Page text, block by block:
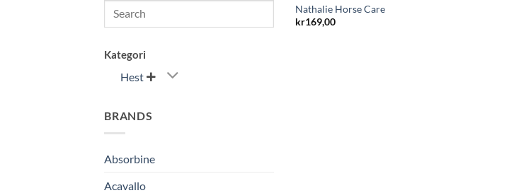
Search
Kategori
Hest 
BRANDS
Absorbine
Acavallo
Nathalie Horse Care
kr169,00